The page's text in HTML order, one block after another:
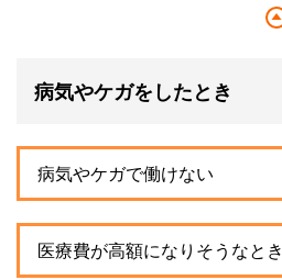
病気やケガをしたとき
病気やケガで働けない
医療費が高額になりそうなとき